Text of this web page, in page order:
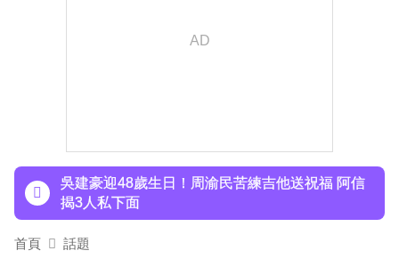
慘被虧：是在震肚子？
吳建豪迎48歲生日！周渝民苦練吉他送祝福 阿信
揭3人私下面
許富凱暴瘦7公斤登台！「臉明顯凹陷」嚇壞媽媽
首頁 話題